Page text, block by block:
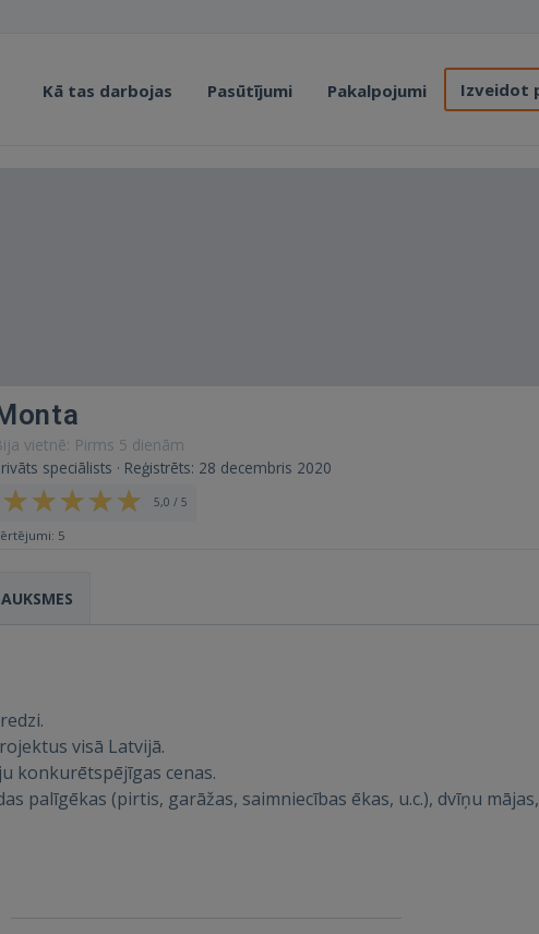
Kā tas darbojas Pasūtījumi Pakalpojumi Izveidot
vietnē: Pirms 5 dienām
speciālists · Reģistrēts: 28 decembris 2020
5,0 / 5
5
visā Latvijā.
konkurētspējīgas cenas.
palīgēkas (pirtis, garāžas, saimniecības ēkas, u.c.), dvīņu